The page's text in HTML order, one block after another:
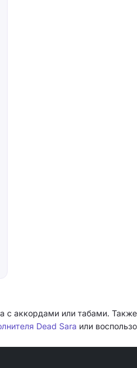
с аккордами или табами.
Dead Sara или